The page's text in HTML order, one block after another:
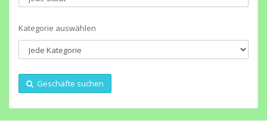
Kategorie auswählen
Geschäfte suchen